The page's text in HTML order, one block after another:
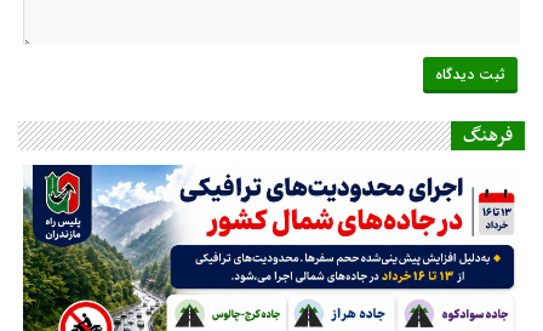
فرهنگ